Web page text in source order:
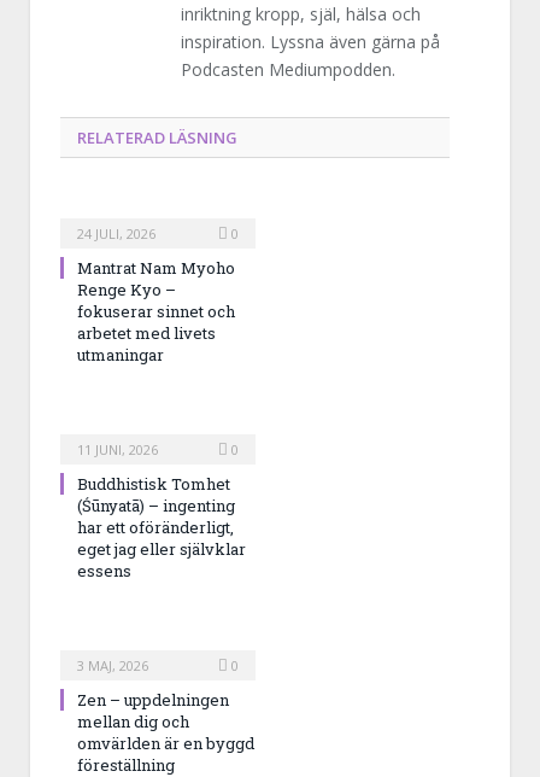
inriktning kropp, själ, hälsa och
inspiration. Lyssna även gärna på
Podcasten Mediumpodden.
RELATERAD LÄSNING
24 JULI, 2026 0
Mantrat Nam Myoho
Renge Kyo –
fokuserar sinnet och
arbetet med livets
utmaningar
11 JUNI, 2026 0
Buddhistisk Tomhet
(Śūnyatā) – ingenting
har ett oföränderligt,
eget jag eller självklar
essens
3 MAJ, 2026 0
Zen – uppdelningen
mellan dig och
omvärlden är en byggd
föreställning